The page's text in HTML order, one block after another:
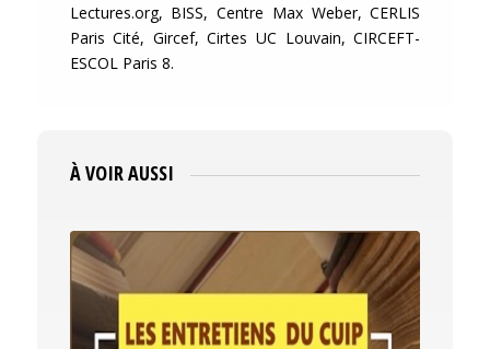
Lectures.org, BISS, Centre Max Weber, CERLIS
Paris Cité, Gircef, Cirtes UC Louvain, CIRCEFT-
ESCOL Paris 8.
À VOIR AUSSI